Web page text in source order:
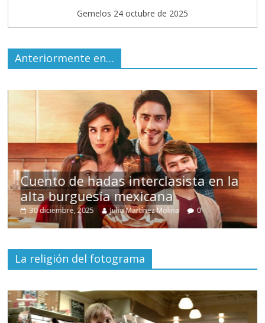
Gemelos 24 octubre de 2025
Anteriormente en…
Cuento de hadas interclasista en la
alta burguesía mexicana
30 diciembre, 2025 Julio Martínez Molina 0
La religión del fotograma